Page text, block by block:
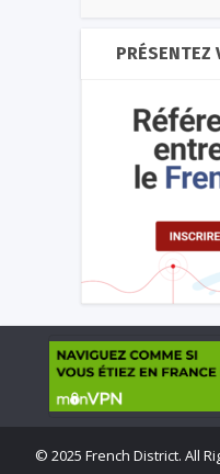
PRÉSENTEZ
© 2025 French District. All